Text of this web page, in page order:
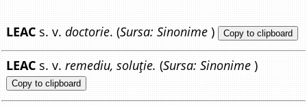
LEAC s. v.doctorie. (Sursa: Sinonime ) Copy to clipboard
LEAC s. v.remediu, soluție. (Sursa: Sinonime )
Copy to clipboard